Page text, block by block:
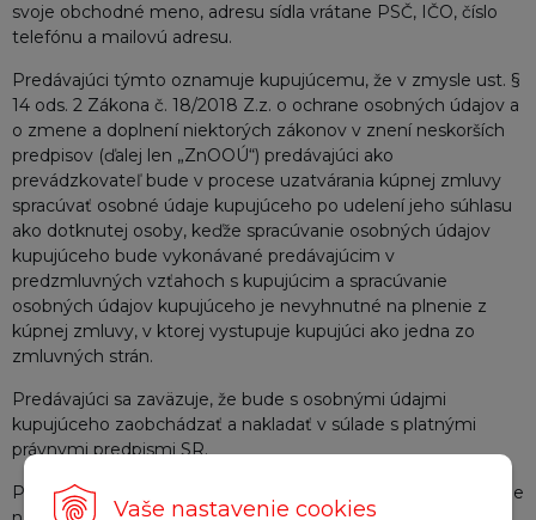
Vaše nastavenie cookies
svoje obchodné meno, adresu sídla vrátane PSČ, IČO, číslo
telefónu a mailovú adresu.
Predávajúci týmto oznamuje kupujúcemu, že v zmysle ust. §
14 ods. 2 Zákona č. 18/2018 Z.z. o ochrane osobných údajov a
o zmene a doplnení niektorých zákonov v znení neskorších
predpisov (ďalej len „ZnOOÚ“) predávajúci ako
prevádzkovateľ bude v procese uzatvárania kúpnej zmluvy
spracúvať osobné údaje kupujúceho po udelení jeho súhlasu
ako dotknutej osoby, keďže spracúvanie osobných údajov
kupujúceho bude vykonávané predávajúcim v
predzmluvných vzťahoch s kupujúcim a spracúvanie
osobných údajov kupujúceho je nevyhnutné na plnenie z
kúpnej zmluvy, v ktorej vystupuje kupujúci ako jedna zo
zmluvných strán.
Predávajúci sa zaväzuje, že bude s osobnými údajmi
kupujúceho zaobchádzať a nakladať v súlade s platnými
právnymi predpismi SR.
Predávajúci vyhlasuje, že osobné údaje bude získavať výlučne